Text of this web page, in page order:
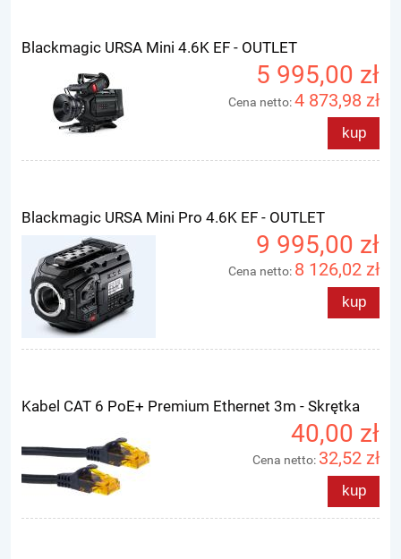
Blackmagic URSA Mini 4.6K EF - OUTLET
5 995,00 zł
Cena netto:4 873,98 zł
kup
Blackmagic URSA Mini Pro 4.6K EF - OUTLET
9 995,00 zł
Cena netto: 8 126,02 zł
kup
Kabel CAT 6 PoE+ Premium Ethernet 3m - Skrętka
40,00 zł
Cena netto: 32,52 zł
kup